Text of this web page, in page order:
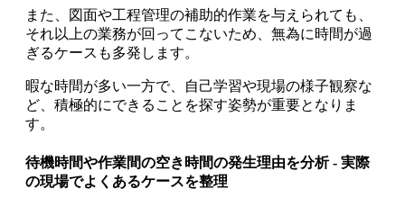
また、図面や工程管理の補助的作業を与えられても、
それ以上の業務が回ってこないため、無為に時間が過
ぎるケースも多発します。
暇な時間が多い一方で、自己学習や現場の様子観察な
ど、積極的にできることを探す姿勢が重要となりま
す。
待機時間や作業間の空き時間の発生理由を分析 - 実際
の現場でよくあるケースを整理